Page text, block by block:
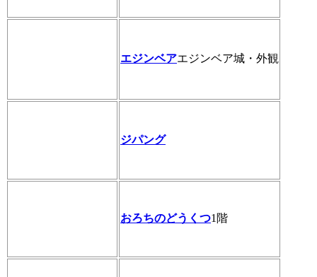
エジンベアエジンベア城・外観
ジパング
おろちのどうくつ1階